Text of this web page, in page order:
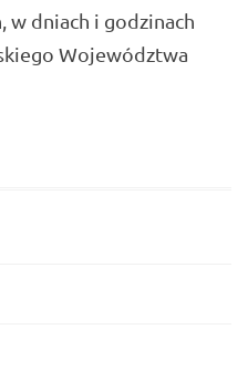
w dniach i godzinach
Województwa